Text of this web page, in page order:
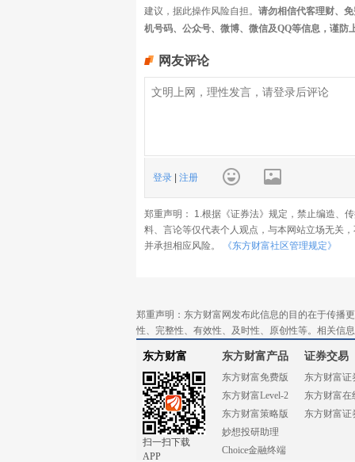
建议，据此操作风险自担。 请勿相信代客理财、
机号码、公众号、微博、微信及QQ等信息，谨防
网友评论
登录 注册
郑重声明： 1.根据《证券法》规定，禁止编造、
料、言论等仅代表个人观点，与本网站立场无关
并承担相应风险。
《东方财富社区管理规定》
郑重声明：东方财富网发布此信息的目的在于传播
性、完整性、有效性、及时性、原创性等。相关信
东方财富
扫一扫下载
APP
东方财富产品
东方财富免费版
东方财富Level-2
东方财富策略版
妙想投研助理
Choice金融终端
证券交易
东方财富证
东方财富在
东方财富证